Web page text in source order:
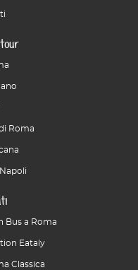
Roma
Bus a Roma
Eataly
Classica